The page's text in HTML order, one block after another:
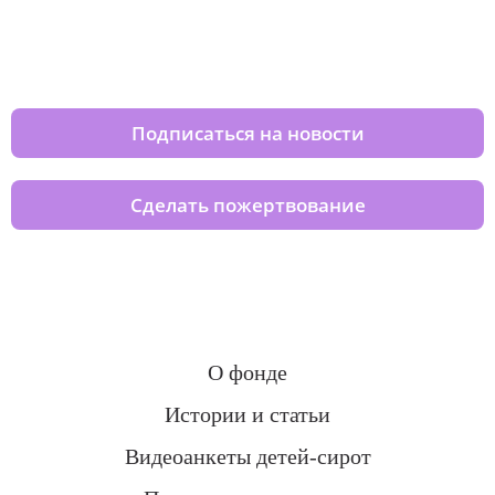
Подписаться на новости
Сделать пожертвование
О фонде
Истории и статьи
Видеоанкеты детей-сирот